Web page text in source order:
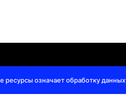
означает обработку